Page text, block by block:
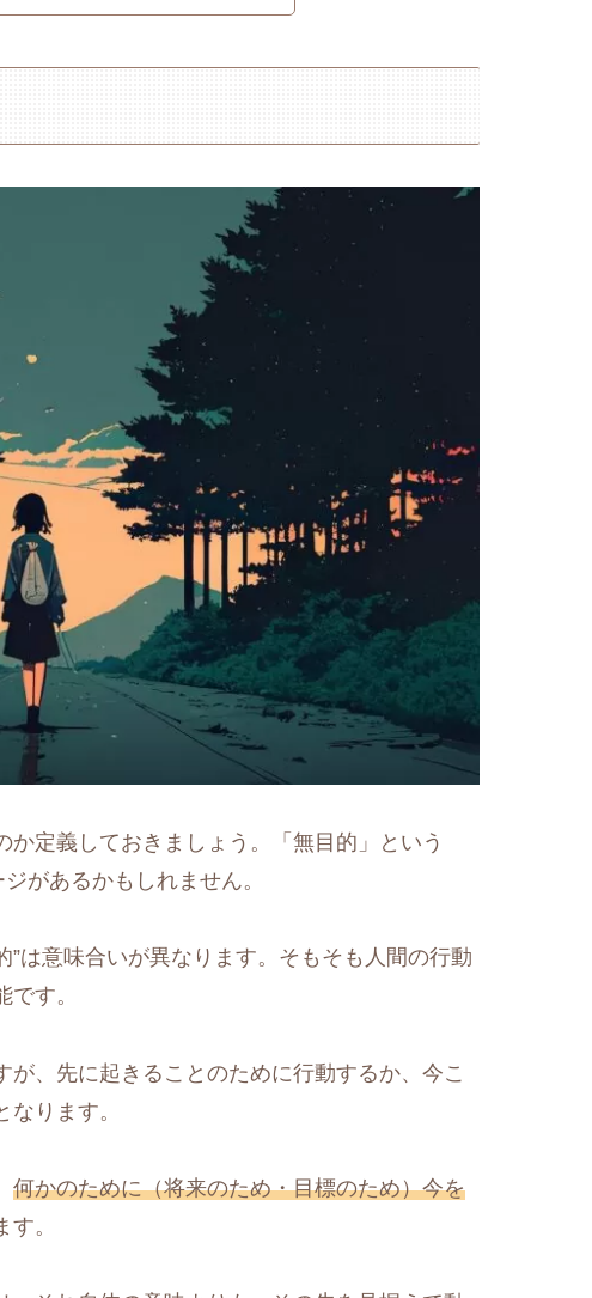
定義しておきましょう。「無目的」という
があるかもしれません。
”は意味合いが異なります。そもそも人間の行動
す。
、先に起きることのために行動するか、今こ
ります。
何かのために（将来のため・目標のため）今を
。